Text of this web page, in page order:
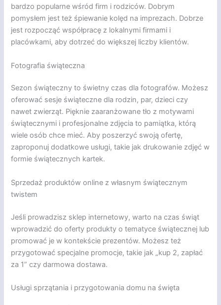
bardzo popularne wśród firm i rodziców. Dobrym
pomysłem jest też śpiewanie kolęd na imprezach. Dobrze
jest rozpocząć współpracę z lokalnymi firmami i
placówkami, aby dotrzeć do większej liczby klientów.
Fotografia świąteczna
Sezon świąteczny to świetny czas dla fotografów. Możesz
oferować sesje świąteczne dla rodzin, par, dzieci czy
nawet zwierząt. Pięknie zaaranżowane tło z motywami
świątecznymi i profesjonalne zdjęcia to pamiątka, którą
wiele osób chce mieć. Aby poszerzyć swoją ofertę,
zaproponuj dodatkowe usługi, takie jak drukowanie zdjęć w
formie świątecznych kartek.
Sprzedaż produktów online z własnym świątecznym
twistem
Jeśli prowadzisz sklep internetowy, warto na czas świąt
wprowadzić do oferty produkty o tematyce świątecznej lub
promować je w kontekście prezentów. Możesz też
przygotować specjalne promocje, takie jak „kup 2, zapłać
za 1” czy darmowa dostawa.
Usługi sprzątania i przygotowania domu na święta